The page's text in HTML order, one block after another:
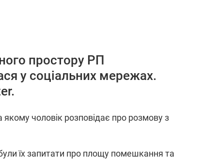
простору РП
у соціальних мережах.
чоловік розповідає про розмову з
їх запитати про площу помешкання та